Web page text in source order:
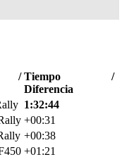
/ Tiempo /
Diferencia
1:32:44
+00:31
+00:38
+01:21